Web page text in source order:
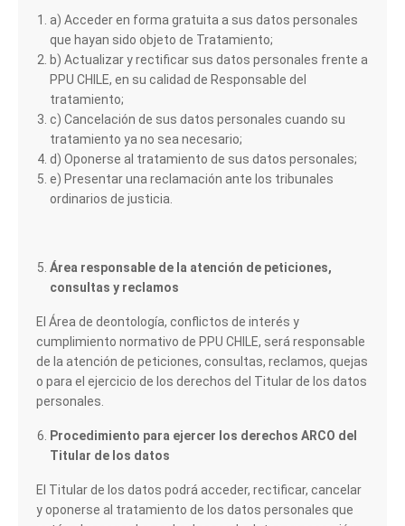
Cuéntanos, ¿Cómo
te podemos ayudar?
a) Acceder en forma gratuita a sus datos personales
que hayan sido objeto de Tratamiento;
b) Actualizar y rectificar sus datos personales frente a
PPU CHILE, en su calidad de Responsable del
tratamiento;
c) Cancelación de sus datos personales cuando su
tratamiento ya no sea necesario;
d) Oponerse al tratamiento de sus datos personales;
e) Presentar una reclamación ante los tribunales
ordinarios de justicia.
Área responsable de la atención de peticiones,
consultas y reclamos
El Área de deontología, conflictos de interés y
cumplimiento normativo de PPU CHILE, será responsable
de la atención de peticiones, consultas, reclamos, quejas
o para el ejercicio de los derechos del Titular de los datos
personales.
Procedimiento para ejercer los derechos ARCO del
Titular de los datos
El Titular de los datos podrá acceder, rectificar, cancelar
y oponerse al tratamiento de los datos personales que